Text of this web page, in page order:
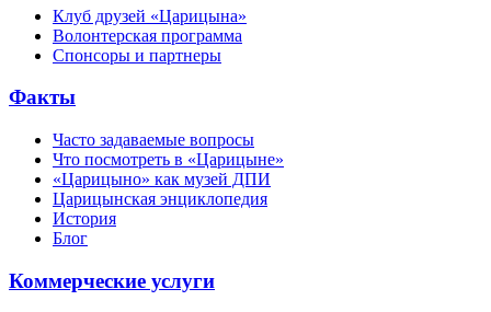
Клуб друзей «Царицына»
Волонтерская программа
Спонсоры и партнеры
Факты
Часто задаваемые вопросы
Что посмотреть в «Царицыне»
«Царицыно» как музей ДПИ
Царицынская энциклопедия
История
Блог
Коммерческие услуги